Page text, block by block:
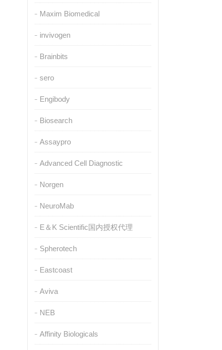
Maxim Biomedical
invivogen
Brainbits
sero
Engibody
Biosearch
Assaypro
Advanced Cell Diagnostic
Norgen
NeuroMab
E＆K Scientific国内授权代理
Spherotech
Eastcoast
Aviva
NEB
Affinity Biologicals